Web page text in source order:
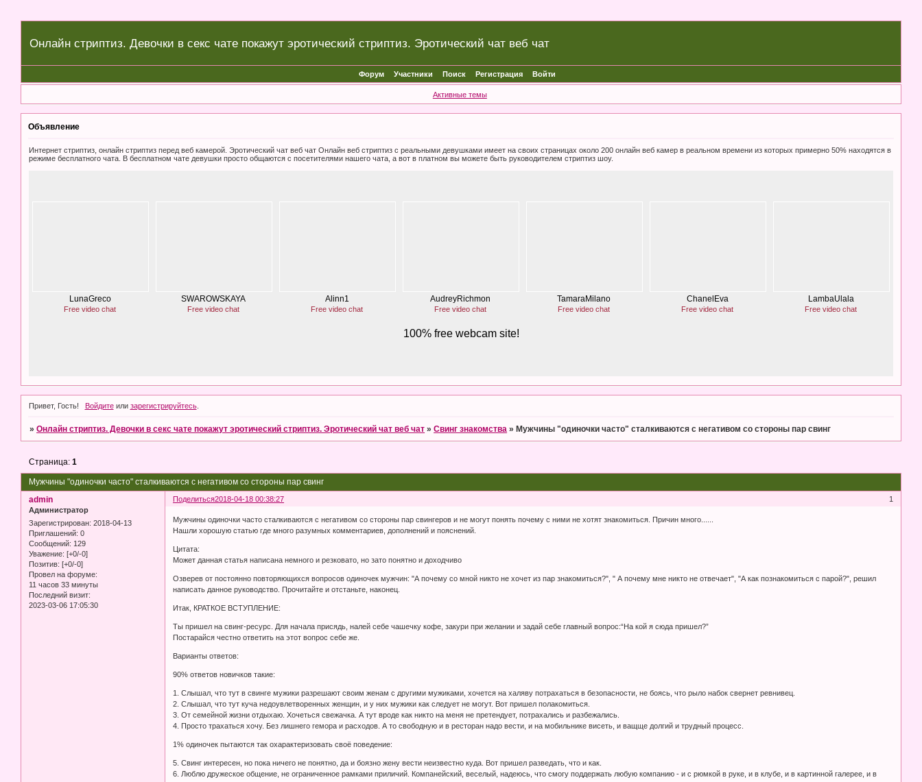
Онлайн стриптиз. Девочки в секс чате покажут эротический стриптиз. Эротический чат веб чат
Форум Участники Поиск Регистрация Войти
Активные темы
Объявление
Интернет стриптиз, онлайн стриптиз перед веб камерой. Эротический чат веб чат Онлайн веб стриптиз с реальными девушками имеет на своих страницах около 200 онлайн веб камер в реальном времени из которых примерно 50% находятся в
режиме бесплатного чата. В бесплатном чате девушки просто общаются с посетителями нашего чата, а вот в платном вы можете быть руководителем стриптиз шоу.
Привет, Гость! Войдитеили зарегистрируйтесь.
»Онлайн стриптиз. Девочки в секс чате покажут эротический стриптиз. Эротический чат веб чат »Свинг знакомства » Мужчины "одиночки часто" сталкиваются с негативом со стороны пар свинг
Мужчины "одиночки часто" сталкиваются с негативом со стороны пар свинг
Страница:1
Поделиться 1
2018-04-18 00:38:27
admin
Администратор
Зарегистрирован: 2018-04-13
Приглашений: 0
Сообщений: 129
Уважение: [+0/-0]
Позитив: [+0/-0]
Провел на форуме:
11 часов 33 минуты
Последний визит:
2023-03-06 17:05:30
Мужчины одиночки часто сталкиваются с негативом со стороны пар свингеров и не могут понять почему с ними не хотят знакомиться. Причин много......
Нашли хорошую статью где много разумных комментариев, дополнений и пояснений.
Цитата:
Может данная статья написана немного и резковато, но зато понятно и доходчиво
Озверев от постоянно повторяющихся вопросов одиночек мужчин: "А почему со мной никто не хочет из пар знакомиться?", " А почему мне никто не отвечает", "А как познакомиться с парой?", решил
написать данное руководство. Прочитайте и отстаньте, наконец.
Итак, КРАТКОЕ ВСТУПЛЕНИЕ:
Ты пришел на свинг-ресурс. Для начала присядь, налей себе чашечку кофе, закури при желании и задай себе главный вопрос:“На кой я сюда пришел?”
Постарайся честно ответить на этот вопрос себе же.
Варианты ответов:
90% ответов новичков такие:
1. Слышал, что тут в свинге мужики разрешают своим женам с другими мужиками, хочется на халяву потрахаться в безопасности, не боясь, что рыло набок свернет ревнивец.
2. Слышал, что тут куча недоувлетворенных женщин, и у них мужики как следует не могут. Вот пришел полакомиться.
3. От семейной жизни отдыхаю. Хочеться свежачка. А тут вроде как никто на меня не претендует, потрахались и разбежались.
4. Просто трахаться хочу. Без лишнего гемора и расходов. А то свободную и в ресторан надо вести, и на мобильнике висеть, и ващще долгий и трудный процесс.
1% одиночек пытаются так охарактеризовать своё поведение:
5. Свинг интересен, но пока ничего не понятно, да и боязно жену вести неизвестно куда. Вот пришел разведать, что и как.
6. Люблю дружеское общение, не ограниченное рамками приличий. Компанейский, веселый, надеюсь, что смогу поддержать любую компанию - и с рюмкой в руке, и в клубе, и в картинной галерее, и в